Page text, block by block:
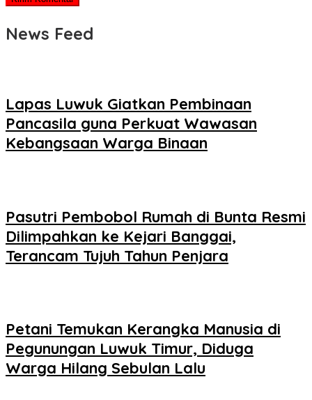
News Feed
Lapas Luwuk Giatkan Pembinaan
Pancasila guna Perkuat Wawasan
Kebangsaan Warga Binaan
Pasutri Pembobol Rumah di Bunta Resmi
Dilimpahkan ke Kejari Banggai,
Terancam Tujuh Tahun Penjara
Petani Temukan Kerangka Manusia di
Pegunungan Luwuk Timur, Diduga
Warga Hilang Sebulan Lalu